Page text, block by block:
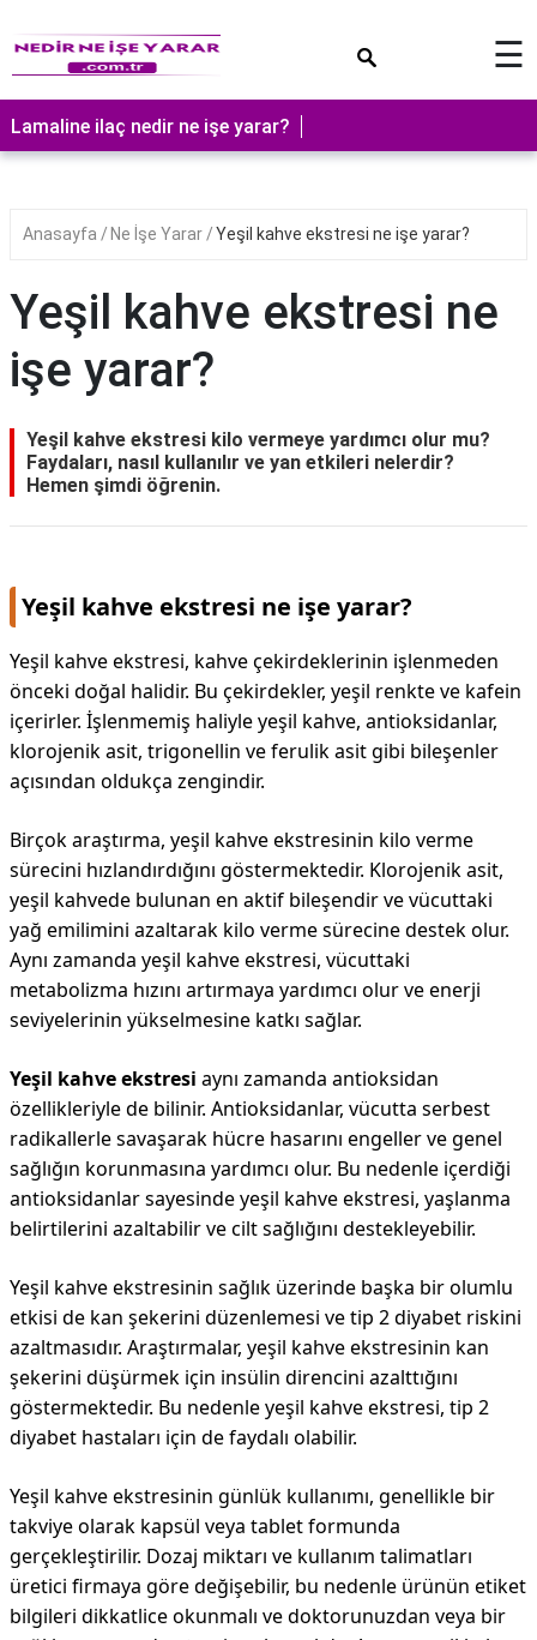
☰
Lamaline ilaç nedir ne işe yarar?
Anasayfa Ne İşe Yarar Yeşil kahve ekstresi ne işe yarar?
Yeşil kahve ekstresi ne
işe yarar?
Yeşil kahve ekstresi kilo vermeye yardımcı olur mu?
Faydaları, nasıl kullanılır ve yan etkileri nelerdir?
Hemen şimdi öğrenin.
Yeşil kahve ekstresi ne işe yarar?
Yeşil kahve ekstresi, kahve çekirdeklerinin işlenmeden
önceki doğal halidir. Bu çekirdekler, yeşil renkte ve kafein
içerirler. İşlenmemiş haliyle yeşil kahve, antioksidanlar,
klorojenik asit, trigonellin ve ferulik asit gibi bileşenler
açısından oldukça zengindir.
Birçok araştırma, yeşil kahve ekstresinin kilo verme
sürecini hızlandırdığını göstermektedir. Klorojenik asit,
yeşil kahvede bulunan en aktif bileşendir ve vücuttaki
yağ emilimini azaltarak kilo verme sürecine destek olur.
Aynı zamanda yeşil kahve ekstresi, vücuttaki
metabolizma hızını artırmaya yardımcı olur ve enerji
seviyelerinin yükselmesine katkı sağlar.
Yeşil kahve ekstresi aynı zamanda antioksidan
özellikleriyle de bilinir. Antioksidanlar, vücutta serbest
radikallerle savaşarak hücre hasarını engeller ve genel
sağlığın korunmasına yardımcı olur. Bu nedenle içerdiği
antioksidanlar sayesinde yeşil kahve ekstresi, yaşlanma
belirtilerini azaltabilir ve cilt sağlığını destekleyebilir.
Yeşil kahve ekstresinin sağlık üzerinde başka bir olumlu
etkisi de kan şekerini düzenlemesi ve tip 2 diyabet riskini
azaltmasıdır. Araştırmalar, yeşil kahve ekstresinin kan
şekerini düşürmek için insülin direncini azalttığını
göstermektedir. Bu nedenle yeşil kahve ekstresi, tip 2
diyabet hastaları için de faydalı olabilir.
Yeşil kahve ekstresinin günlük kullanımı, genellikle bir
takviye olarak kapsül veya tablet formunda
gerçekleştirilir. Dozaj miktarı ve kullanım talimatları
üretici firmaya göre değişebilir, bu nedenle ürünün etiket
bilgileri dikkatlice okunmalı ve doktorunuzdan veya bir